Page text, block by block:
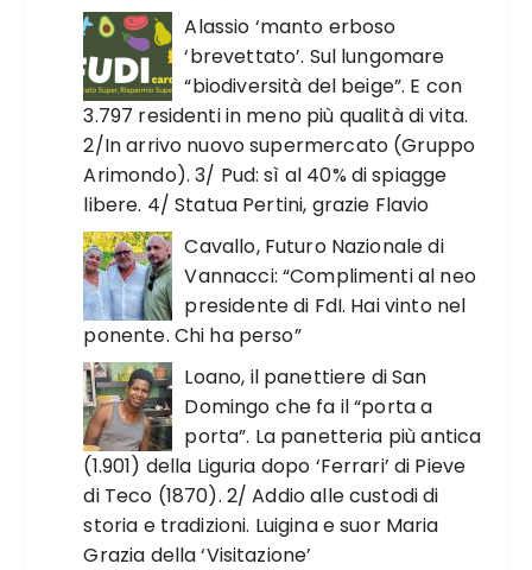
Alassio ‘manto erboso
‘brevettato’. Sul lungomare
“biodiversità del beige”. E con
3.797 residenti in meno più qualità di vita.
2/In arrivo nuovo supermercato (Gruppo
Arimondo). 3/ Pud: sì al 40% di spiagge
libere. 4/ Statua Pertini, grazie Flavio
Cavallo, Futuro Nazionale di
Vannacci: “Complimenti al neo
presidente di FdI. Hai vinto nel
ponente. Chi ha perso”
Loano, il panettiere di San
Domingo che fa il “porta a
porta”. La panetteria più antica
(1.901) della Liguria dopo ‘Ferrari’ di Pieve
di Teco (1870). 2/ Addio alle custodi di
storia e tradizioni. Luigina e suor Maria
Grazia della ‘Visitazione’